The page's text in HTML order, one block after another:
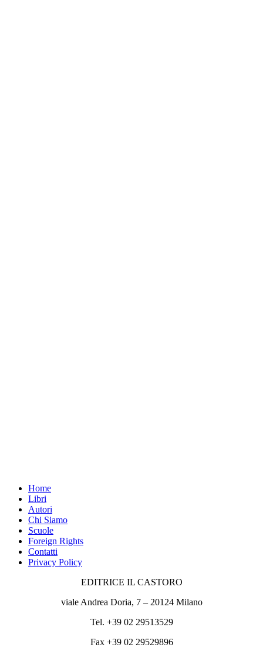
Home
Libri
Autori
Chi Siamo
Scuole
Foreign Rights
Contatti
Privacy Policy
EDITRICE IL CASTORO
viale Andrea Doria, 7 – 20124 Milano
Tel. +39 02 29513529
Fax +39 02 29529896